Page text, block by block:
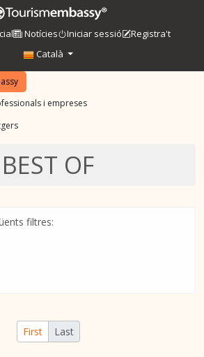
Notícies Iniciar sessió
Registra't
Català
i empreses
BEST OF
filtres:
First Last